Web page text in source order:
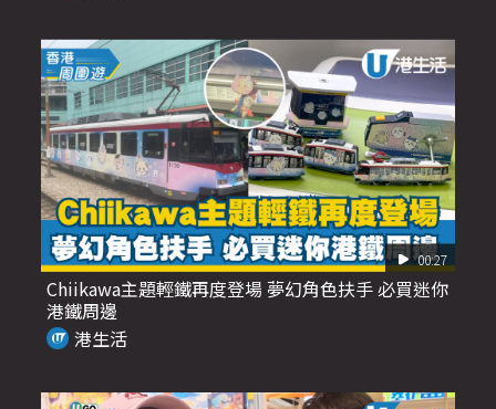
00:27
Chiikawa主題輕鐵再度登場 夢幻角色扶手 必買迷你
港鐵周邊
港生活